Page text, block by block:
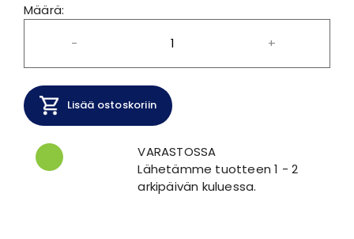
Määrä:
-
+
Lisää ostoskoriin
VARASTOSSA
Lähetämme tuotteen 1 - 2
arkipäivän kuluessa.